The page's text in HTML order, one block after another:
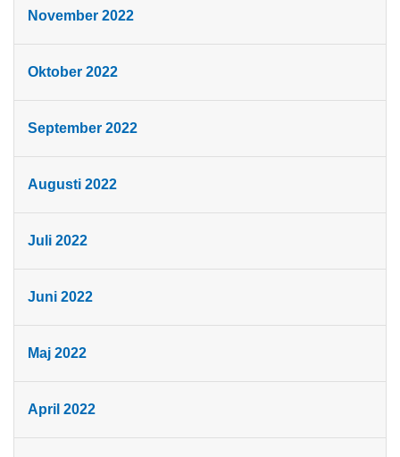
November 2022
Oktober 2022
September 2022
Augusti 2022
Juli 2022
Juni 2022
Maj 2022
April 2022